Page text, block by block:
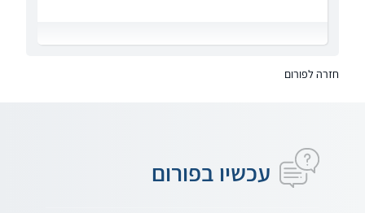
חזרה לפורום
עכשיו בפורום